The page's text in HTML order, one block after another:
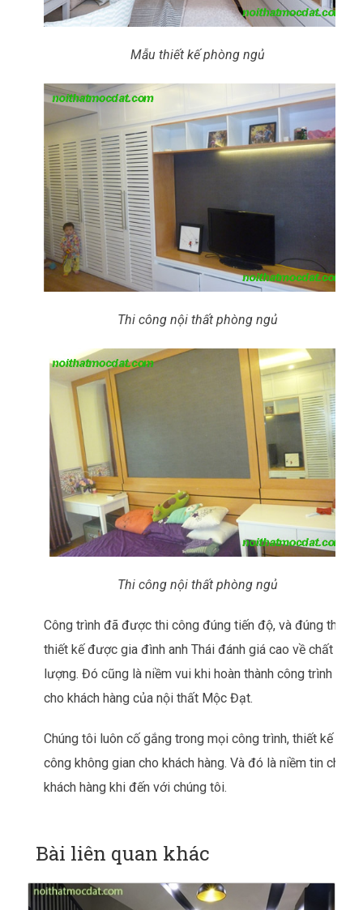
Mẫu thiết kế phòng ngủ
Thi công nội thất phòng ngủ
Thi công nội thất phòng ngủ
Công trình đã được thi công đúng tiến độ, và đúng theo
thiết kế được gia đình anh Thái đánh giá cao về chất
lượng. Đó cũng là niềm vui khi hoàn thành công trình
cho khách hàng của nội thất Mộc Đạt.
Chúng tôi luôn cố gắng trong mọi công trình, thiết kế thi
công không gian cho khách hàng. Và đó là niềm tin cho
khách hàng khi đến với chúng tôi.
Bài liên quan khác